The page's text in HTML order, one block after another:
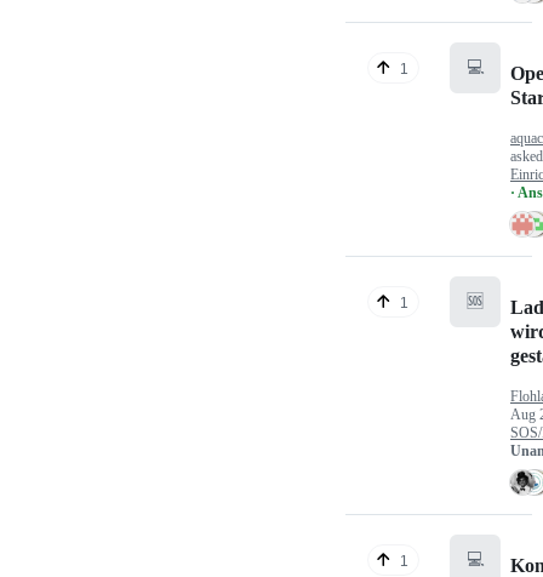
1 💻
·
1 🆘
Aug
1 💻